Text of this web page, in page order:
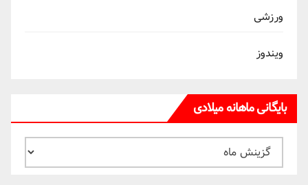
ورزشی
ویندوز
بایگانی ماهانه میلادی
بایگانی
ماهانه